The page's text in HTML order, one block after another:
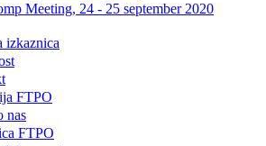
Meeting, 24 - 25 september 2020
izkaznica
FTPO
nas
FTPO